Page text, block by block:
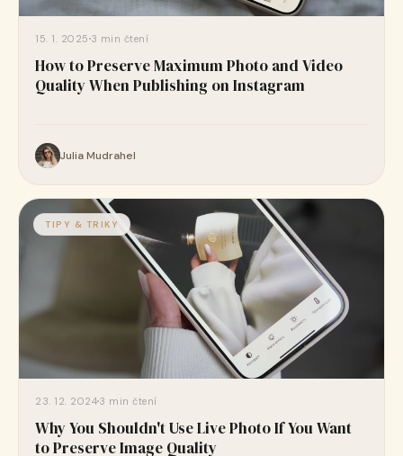
15. 1. 2025 3 min čtení
How to Preserve Maximum Photo and Video
Quality When Publishing on Instagram
Julia Mudrahel
TIPY & TRIKY
23. 12. 2024 3 min čtení
Why You Shouldn't Use Live Photo If You Want
to Preserve Image Quality